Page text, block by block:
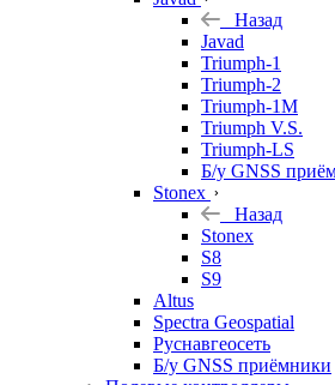
Назад
Javad
Triumph-1
Triumph-2
Triumph-1M
Triumph V.S.
Triumph-LS
Б/у GNSS
Stonex
Назад
Stonex
S8
S9
Altus
Spectra Geospatial
Руснавгеосеть
Б/у GNSS приёмники